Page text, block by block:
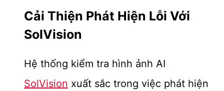
Cải Thiện Phát Hiện Lỗi Với
SolVision
Hệ thống kiểm tra hình ảnh AI
SolVision xuất sắc trong việc phát hiện